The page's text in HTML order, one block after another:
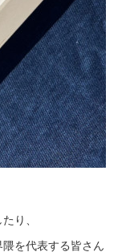
り、
を代表する皆さん